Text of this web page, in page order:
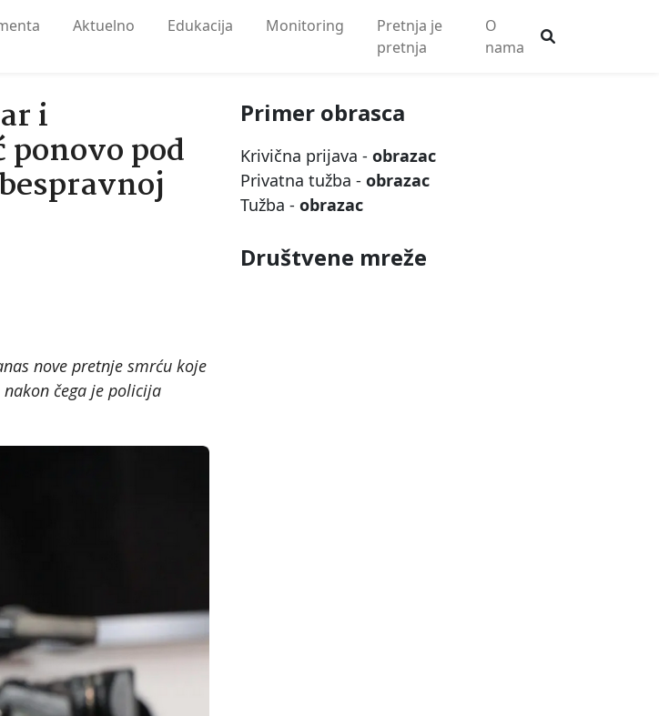
Aktuelno Edukacija Monitoring
Pretnja je
pretnja
O
nama
i
pod
nove pretnje smrću koje
čega je policija
Primer obrasca
Krivična prijava - obrazac
Privatna tužba - obrazac
Tužba - obrazac
Društvene mreže